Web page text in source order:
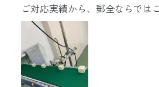
ご対応実績から、郵全ならでは